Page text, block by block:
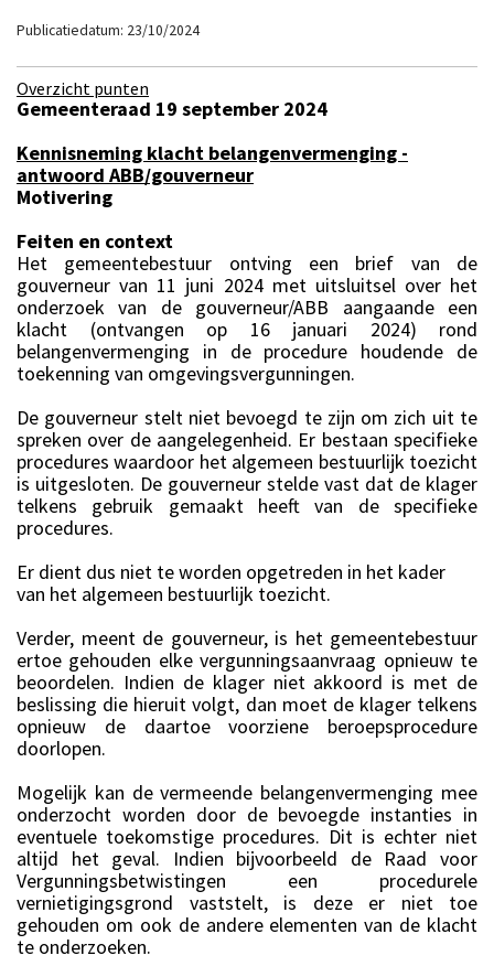
Publicatiedatum: 23/10/2024
Overzicht punten
Gemeenteraad 19 september 2024
Kennisneming klacht belangenvermenging -
antwoord ABB/gouverneur
Motivering
Feiten en context
Het gemeentebestuur ontving een brief van de
gouverneur van 11 juni 2024 met uitsluitsel over het
onderzoek van de gouverneur/ABB aangaande een
klacht (ontvangen op 16 januari 2024) rond
belangenvermenging in de procedure houdende de
toekenning van omgevingsvergunningen.
De gouverneur stelt niet bevoegd te zijn om zich uit te
spreken over de aangelegenheid. Er bestaan specifieke
procedures waardoor het algemeen bestuurlijk toezicht
is uitgesloten. De gouverneur stelde vast dat de klager
telkens gebruik gemaakt heeft van de specifieke
procedures.
Er dient dus niet te worden opgetreden in het kader
van het algemeen bestuurlijk toezicht.
Verder, meent de gouverneur, is het gemeentebestuur
ertoe gehouden elke vergunningsaanvraag opnieuw te
beoordelen. Indien de klager niet akkoord is met de
beslissing die hieruit volgt, dan moet de klager telkens
opnieuw de daartoe voorziene beroepsprocedure
doorlopen.
Mogelijk kan de vermeende belangenvermenging mee
onderzocht worden door de bevoegde instanties in
eventuele toekomstige procedures. Dit is echter niet
altijd het geval. Indien bijvoorbeeld de Raad voor
Vergunningsbetwistingen een procedurele
vernietigingsgrond vaststelt, is deze er niet toe
gehouden om ook de andere elementen van de klacht
te onderzoeken.